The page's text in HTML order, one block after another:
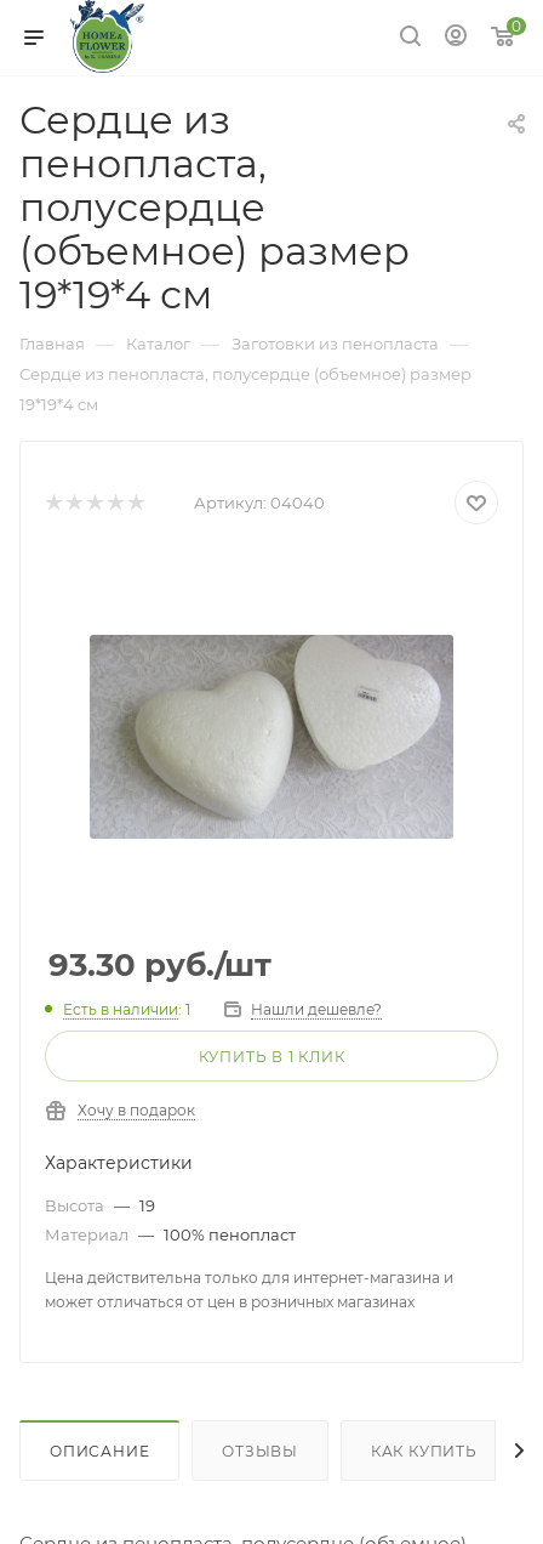
0
Сердце из
пенопласта,
полусердце
(объемное) размер
19*19*4 см
Главная — Каталог — Заготовки из пенопласта —
Сердце из пенопласта, полусердце (объемное) размер
19*19*4 см
Артикул: 04040
93.30 руб./шт
Есть в наличии: 1 Нашли дешевле?
КУПИТЬ В 1 КЛИК
Хочу в подарок
Характеристики
Высота — 19
Материал — 100% пенопласт
Цена действительна только для интернет-магазина и
может отличаться от цен в розничных магазинах
ОПИСАНИЕ ОТЗЫВЫ КАК КУПИТЬ